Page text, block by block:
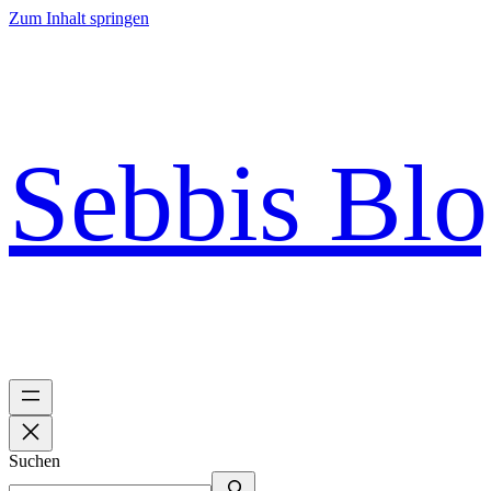
Zum Inhalt springen
Sebbis
Suchen